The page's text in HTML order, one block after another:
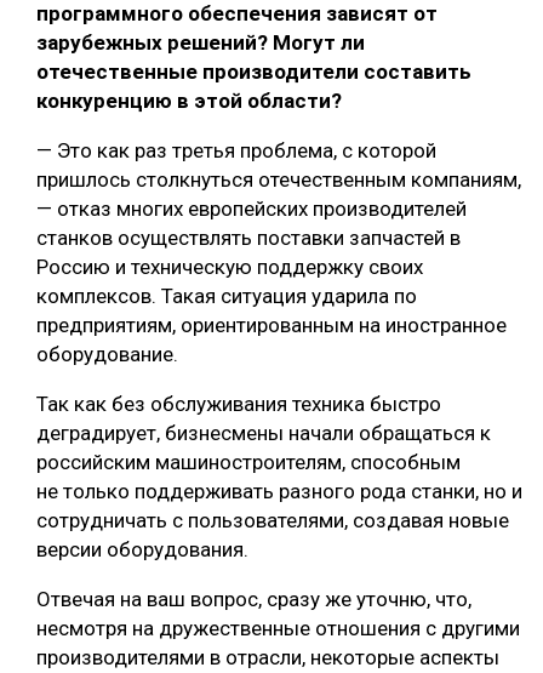
программного обеспечения зависят от
зарубежных решений? Могут ли
отечественные производители составить
конкуренцию в этой области?
— Это как раз третья проблема, с которой
пришлось столкнуться отечественным компаниям,
— отказ многих европейских производителей
станков осуществлять поставки запчастей в
Россию и техническую поддержку своих
комплексов. Такая ситуация ударила по
предприятиям, ориентированным на иностранное
оборудование.
Так как без обслуживания техника быстро
деградирует, бизнесмены начали обращаться к
российским машиностроителям, способным
не только поддерживать разного рода станки, но и
сотрудничать с пользователями, создавая новые
версии оборудования.
Отвечая на ваш вопрос, сразу же уточню, что,
несмотря на дружественные отношения с другими
производителями в отрасли, некоторые аспекты